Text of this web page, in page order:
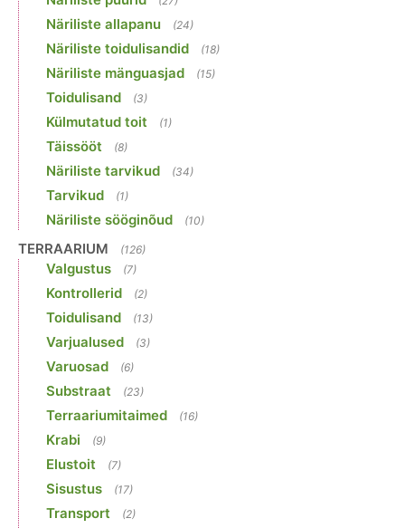
Näriliste allapanu (24)
Näriliste toidulisandid (18)
Näriliste mänguasjad (15)
Toidulisand (3)
Külmutatud toit (1)
Täissööt (8)
Näriliste tarvikud (34)
Tarvikud (1)
Näriliste sööginõud (10)
TERRAARIUM (126)
Valgustus (7)
Kontrollerid (2)
Toidulisand (13)
Varjualused (3)
Varuosad (6)
Substraat (23)
Terraariumitaimed (16)
Krabi (9)
Elustoit (7)
Sisustus (17)
Transport (2)